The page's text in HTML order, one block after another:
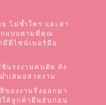
ไม่ซ้ำใคร และสา
แบบตามที่คุณ
มีดีไซน์เนอร์มือ
แรงงานคนตัด ดัง
เสมอสวยงาม
ของงานจึงออกมา
ให้ลูกค้ายืนยันก่อน